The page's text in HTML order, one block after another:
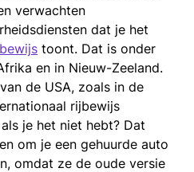
verwachten
dat je het
toont. Dat is onder
en in Nieuw-Zeeland.
de USA, zoals in de
rijbewijs
je het niet hebt? Dat
om je een gehuurde auto
omdat ze de oude versie